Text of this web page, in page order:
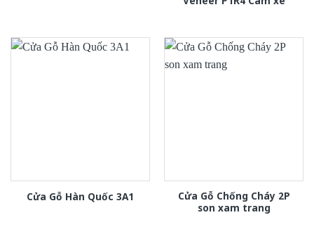
Cửa Gỗ Hàn Quốc 3A1
Cửa Gỗ Chống Cháy 2P
son xam trang